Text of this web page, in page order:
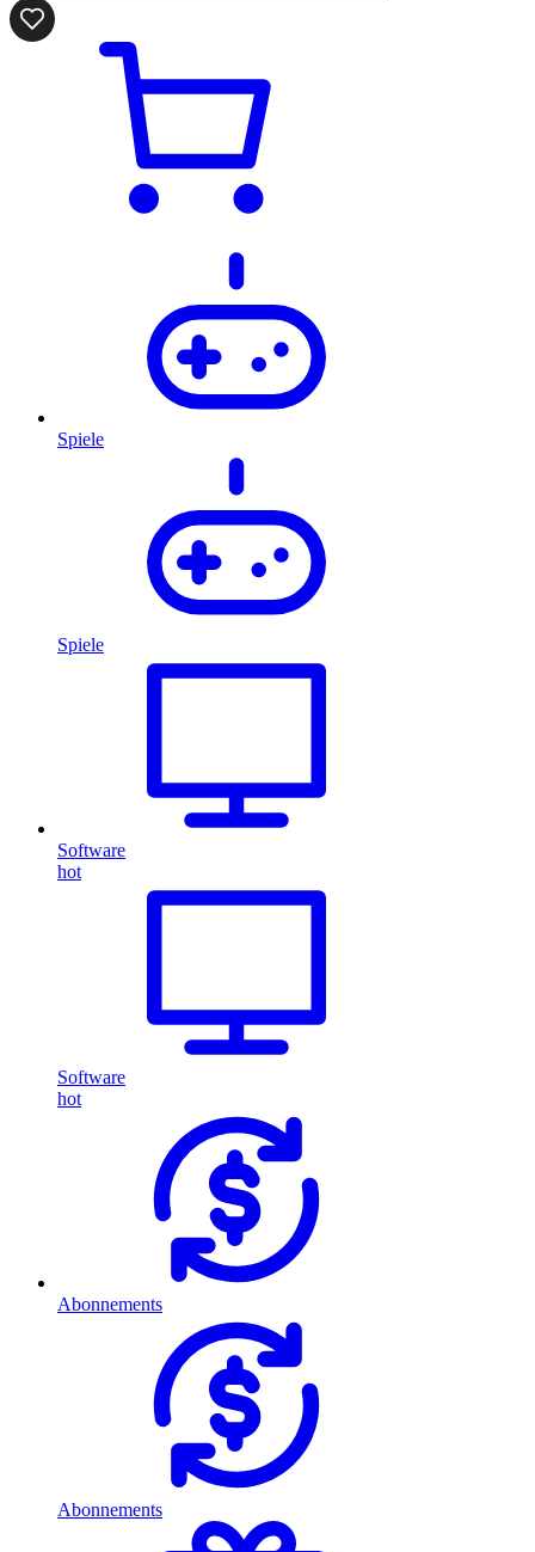
Spiele
Spiele
Software
hot
Software
hot
Abonnements
Abonnements